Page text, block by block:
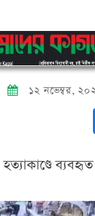
১২ নভেম্বর,
হত্যাকাণ্ডে